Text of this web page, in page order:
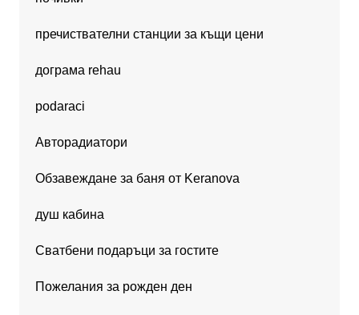
пречиствателни станции за къщи цени
дограма rehau
podaraci
Авторадиатори
Обзавеждане за баня от Keranova
душ кабина
Сватбени подаръци за гостите
Пожелания за рожден ден